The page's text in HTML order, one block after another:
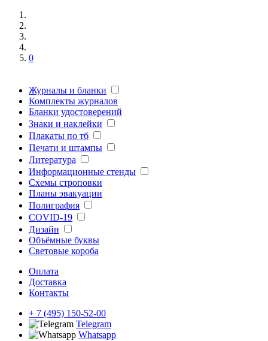
0
Журналы и бланки
Комплекты журналов
Бланки удостоверений
Знаки и наклейки
Плакаты по тб
Печати и штампы
Литература
Информационные стенды
Схемы строповки
Планы эвакуации
Полиграфия
COVID-19
Дизайн
Объёмные буквы
Световые короба
Оплата
Доставка
Контакты
+ 7 (495) 150-52-00
Telegram
Whatsapp